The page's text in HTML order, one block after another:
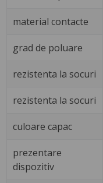
material contacte
grad de poluare
rezistenta la socuri
rezistenta la socuri
culoare capac
prezentare
dispozitiv